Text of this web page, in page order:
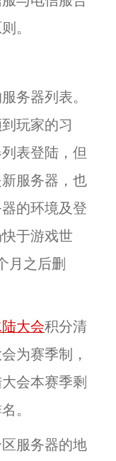
。
务器列表。
玩家的习
表登陆，但
服务器，也
的环境及登
于游戏世
月之后删
大会积分清
为赛季制，
会本赛季剩
。
服务器的地